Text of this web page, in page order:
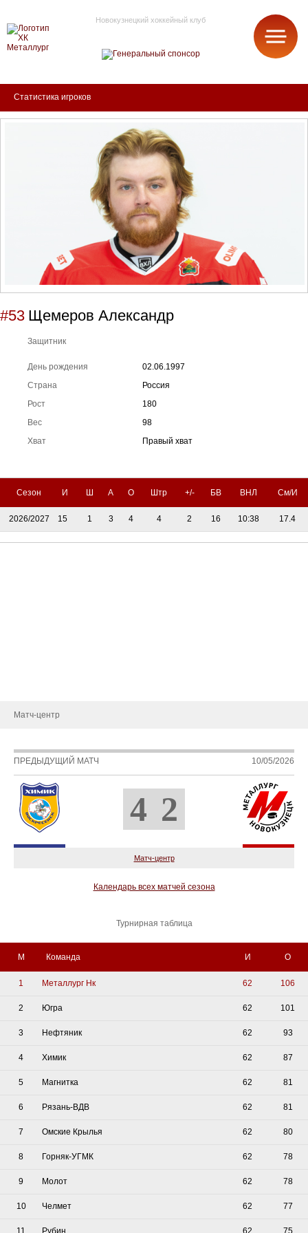
Новокузнецкий хоккейный клуб
Статистика игроков
#53 Щемеров Александр
Защитник
День рождения
Страна
Рост
Вес
Хват
02.06.1997
Россия
180
98
Правый хват
Сезон И Ш А О Штр +/- БВ ВНЛ См/И
2026/2027 15 1 3 4 4 2 16 10:38 17.4
Матч-центр
ПРЕДЫДУЩИЙ МАТЧ 10/05/2026
4 2
Матч-центр
Календарь всех матчей сезона
Турнирная таблица
М Команда И О
1 Металлург Нк 62 106
2 Югра 62 101
3 Нефтяник 62 93
4 Химик 62 87
5 Магнитка 62 81
6 Рязань-ВДВ 62 81
7 Омские Крылья 62 80
8 Горняк-УГМК 62 78
9 Молот 62 78
10 Челмет 62 77
11 Рубин 62 75